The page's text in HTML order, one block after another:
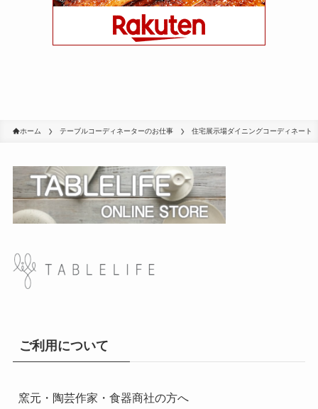
ホーム テーブルコーディネーターのお仕事 住宅展示場ダイニングコーディネート
ご利用について
窯元・陶芸作家・食器商社の方へ